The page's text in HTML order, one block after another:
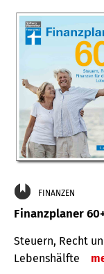
FINANZEN
Finanzplaner
Steuern, Recht
Lebenshälfte